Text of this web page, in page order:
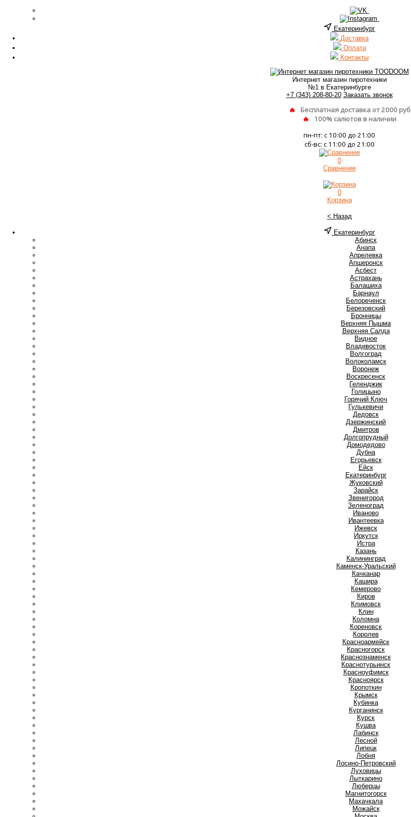
Екатеринбург
Доставка
Оплата
Контакты
Интернет магазин пиротехники
№1 в Екатеринбурге
+7 (343) 208-80-20 Заказать звонок
Бесплатная доставка от 2000 руб
100% салютов в наличии
пн-пт: с 10:00 до 21:00
сб-вс: с 11:00 до 21:00
0
Сравнение
0
Корзина
< Назад
Екатеринбург
Абинск
Анапа
Апрелевка
Апшеронск
Асбест
Астрахань
Балашиха
Барнаул
Белореченск
Березовский
Бронницы
Верхняя Пышма
Верхняя Салда
Видное
Владивосток
Волгоград
Волоколамск
Воронеж
Воскресенск
Геленджик
Голицыно
Горячий Ключ
Гулькевичи
Дедовск
Дзержинский
Дмитров
Долгопрудный
Домодедово
Дубна
Егорьевск
Ейск
Екатеринбург
Жуковский
Зарайск
Звенигород
Зеленоград
Иваново
Ивантеевка
Ижевск
Иркутск
Истра
Казань
Калининград
Каменск-Уральский
Качканар
Кашира
Кемерово
Киров
Климовск
Клин
Коломна
Кореновск
Королев
Красноармейск
Красногорск
Краснознаменск
Краснотурьинск
Красноуфимск
Красноярск
Кропоткин
Крымск
Кубинка
Курганинск
Курск
Кушва
Лабинск
Лесной
Липецк
Лобня
Лосино-Петровский
Луховицы
Лыткарино
Люберцы
Магнитогорск
Махачкала
Можайск